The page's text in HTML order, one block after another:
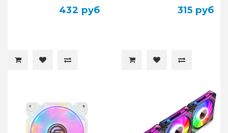
432 руб 315 руб